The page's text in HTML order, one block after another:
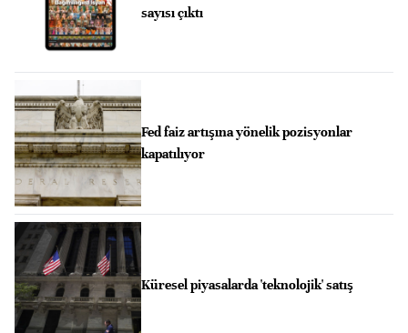
sayısı çıktı
Fed faiz artışına yönelik pozisyonlar
kapatılıyor
Küresel piyasalarda 'teknolojik' satış